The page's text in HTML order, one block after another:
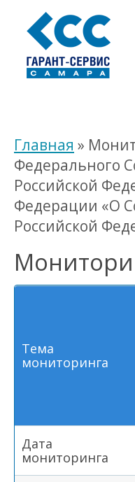
Главная »
Федерального
Российской
Федерации «О
Российской
Тема
мониторинга
Дата
мониторинга